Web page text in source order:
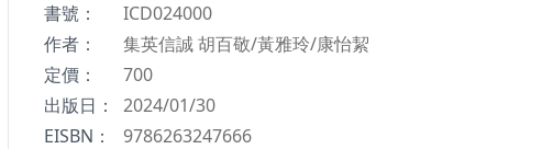
書號：
ICD024000
作者：
集英信誠 胡百敬/黃雅玲/康怡絜
定價：
700
出版日：
2024/01/30
EISBN：
9786263247666